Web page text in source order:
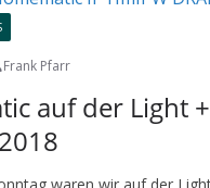
Frank Pfarr
auf der Light +